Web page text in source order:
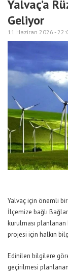
Yalvaç’a
Geliyor
11 Haziran 2026 -
Yalvaç için önemli bir
İlçemize bağlı
kurulması planlanan
projesi için halkın
Edinilen bilgilere
geçirilmesi